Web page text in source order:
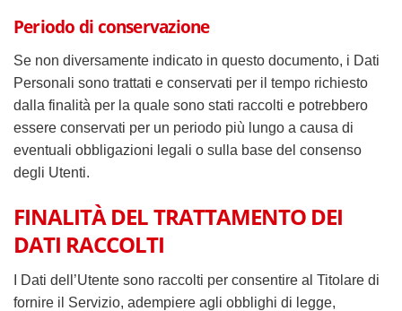
Periodo di conservazione
Se non diversamente indicato in questo documento, i Dati
Personali sono trattati e conservati per il tempo richiesto
dalla finalità per la quale sono stati raccolti e potrebbero
essere conservati per un periodo più lungo a causa di
eventuali obbligazioni legali o sulla base del consenso
degli Utenti.
FINALITÀ DEL TRATTAMENTO DEI
DATI RACCOLTI
I Dati dell’Utente sono raccolti per consentire al Titolare di
fornire il Servizio, adempiere agli obblighi di legge,